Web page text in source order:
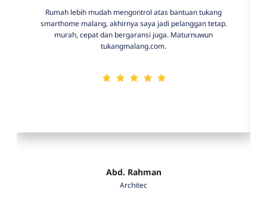
Abd. Rahman
Architec
Rumah lebih mudah mengontrol atas bantuan tukang
smarthome malang, akhirnya saya jadi pelanggan tetap.
murah, cepat dan bergaransi juga. Maturnuwun
tukangmalang.com.